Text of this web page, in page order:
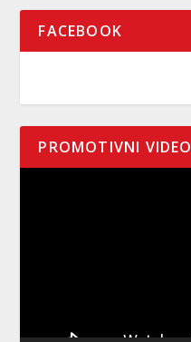
FACEBOOK
PROMOTIVNI VIDEO